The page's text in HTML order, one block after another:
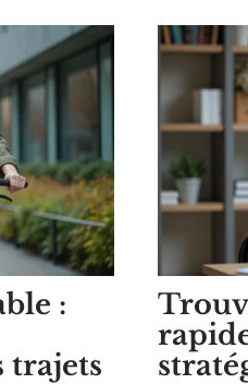
:
trajets